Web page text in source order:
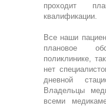
проходит
квалификации.
Все наши
плановое
поликлинике,
нет
дневной
Владельцы
всеми